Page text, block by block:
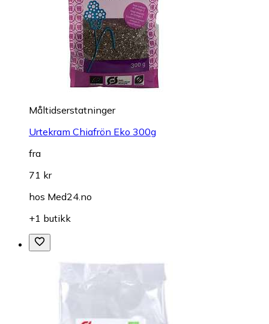
Måltidserstatninger
Urtekram Chiafrön Eko 300g
fra
71 kr
hos Med24.no
+1 butikk